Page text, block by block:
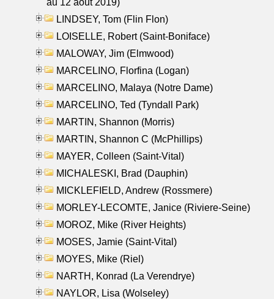
LINDSEY, Tom (Flin Flon)
LOISELLE, Robert (Saint-Boniface)
MALOWAY, Jim (Elmwood)
MARCELINO, Florfina (Logan)
MARCELINO, Malaya (Notre Dame)
MARCELINO, Ted (Tyndall Park)
MARTIN, Shannon (Morris)
MARTIN, Shannon C (McPhillips)
MAYER, Colleen (Saint-Vital)
MICHALESKI, Brad (Dauphin)
MICKLEFIELD, Andrew (Rossmere)
MORLEY-LECOMTE, Janice (Riviere-Seine)
MOROZ, Mike (River Heights)
MOSES, Jamie (Saint-Vital)
MOYES, Mike (Riel)
NARTH, Konrad (La Verendrye)
NAYLOR, Lisa (Wolseley)